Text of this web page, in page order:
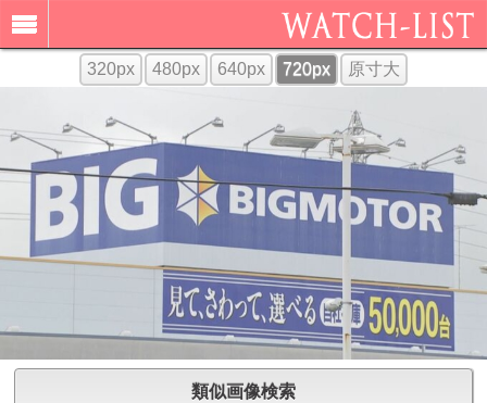
320px 480px 640px 720px 原寸大
類似画像検索